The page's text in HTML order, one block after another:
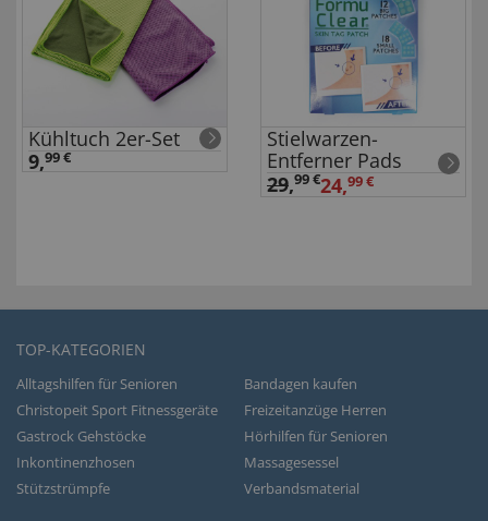
Kühltuch 2er-Set
9,99 €
Stielwarzen-
Entferner Pads
29,99 €24,99 €
TOP-KATEGORIEN
Alltagshilfen für Senioren
Bandagen kaufen
Christopeit Sport Fitnessgeräte
Freizeitanzüge Herren
Gastrock Gehstöcke
Hörhilfen für Senioren
Inkontinenzhosen
Massagesessel
Stützstrümpfe
Verbandsmaterial